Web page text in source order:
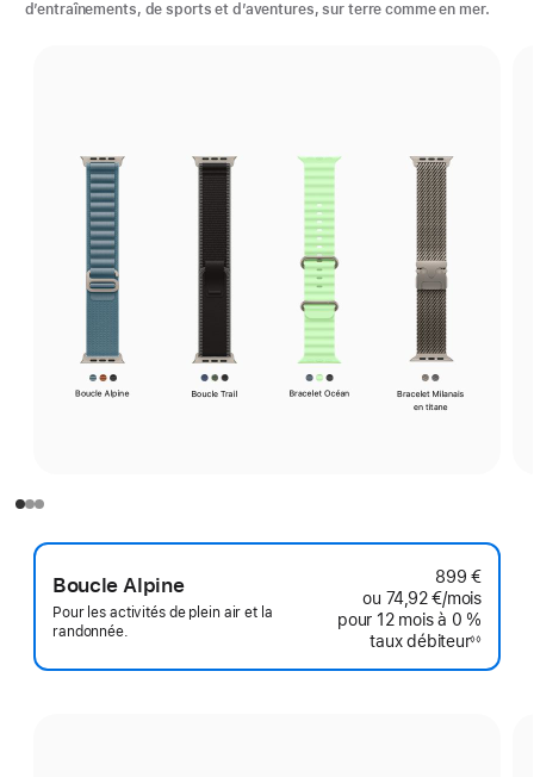
d’entraînements, de sports et d’aventures, sur terre comme en mer.
Boucle Alpine
Pour les activités de plein air et la
randonnée.
899 €
ou 74,92 €/mois
pour 12 mois à 0 %
taux débiteur◊◊